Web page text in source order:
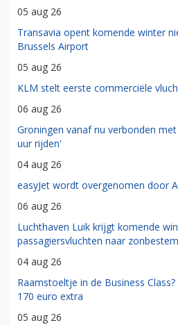
05 aug 26
Transavia opent komende winter
Brussels Airport
05 aug 26
KLM stelt eerste commerciële
06 aug 26
Groningen vanaf nu verbonden
uur rijden'
04 aug 26
easyJet wordt overgenomen door
06 aug 26
Luchthaven Luik krijgt komende
passagiersvluchten naar
04 aug 26
Raamstoeltje in de Business
170 euro extra
05 aug 26